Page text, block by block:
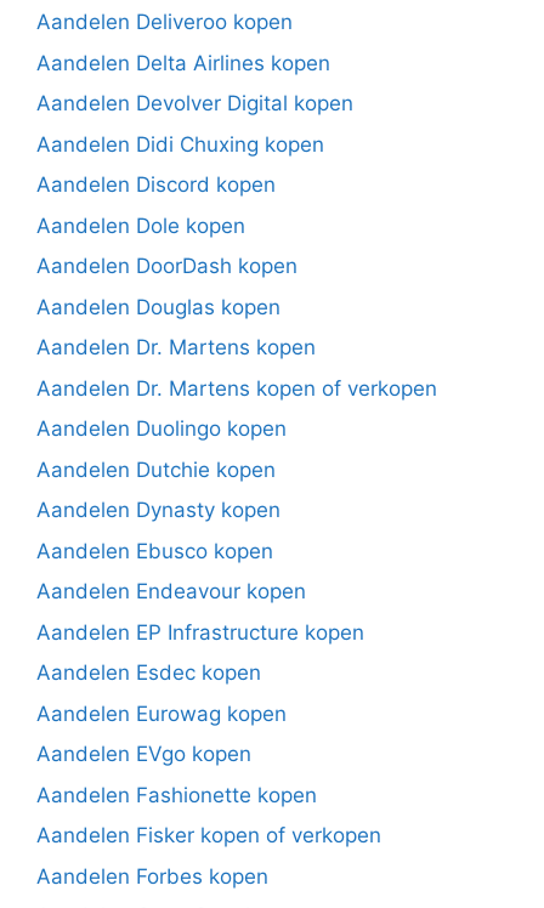
Aandelen Deliveroo kopen
Aandelen Delta Airlines kopen
Aandelen Devolver Digital kopen
Aandelen Didi Chuxing kopen
Aandelen Discord kopen
Aandelen Dole kopen
Aandelen DoorDash kopen
Aandelen Douglas kopen
Aandelen Dr. Martens kopen
Aandelen Dr. Martens kopen of verkopen
Aandelen Duolingo kopen
Aandelen Dutchie kopen
Aandelen Dynasty kopen
Aandelen Ebusco kopen
Aandelen Endeavour kopen
Aandelen EP Infrastructure kopen
Aandelen Esdec kopen
Aandelen Eurowag kopen
Aandelen EVgo kopen
Aandelen Fashionette kopen
Aandelen Fisker kopen of verkopen
Aandelen Forbes kopen